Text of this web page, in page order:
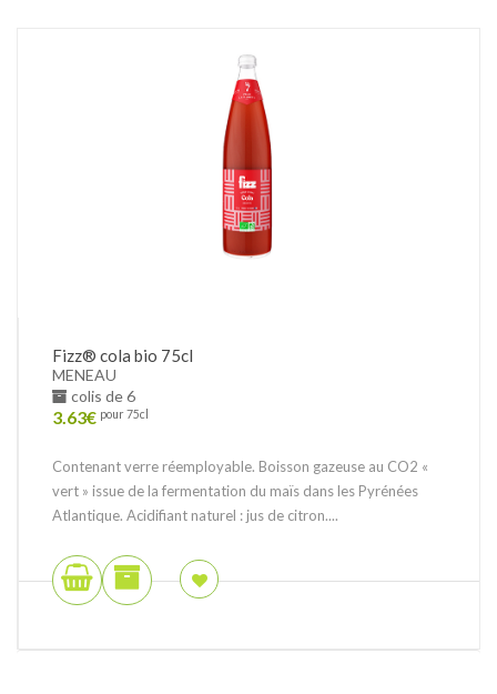
Fizz® cola bio 75cl
MENEAU
colis de 6
3.63€ pour 75cl
Contenant verre réemployable. Boisson gazeuse au CO2 «
vert » issue de la fermentation du maïs dans les Pyrénées
Atlantique. Acidifiant naturel : jus de citron....